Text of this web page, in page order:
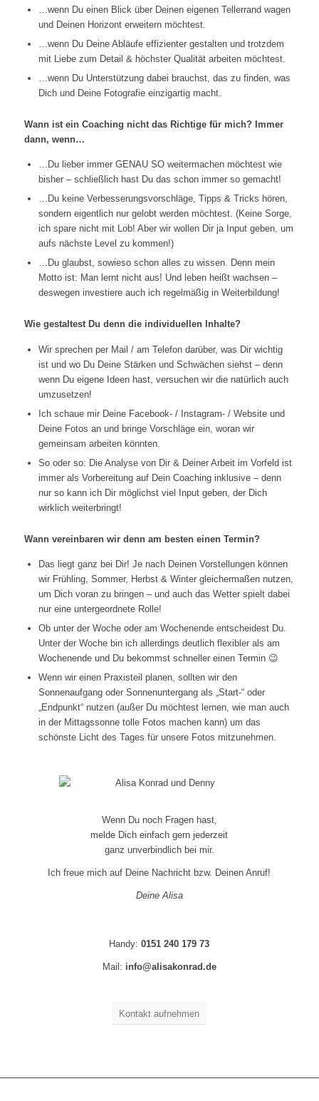
…wenn Du einen Blick über Deinen eigenen Tellerrand wagen
und Deinen Horizont erweitern möchtest.
…wenn Du Deine Abläufe effizienter gestalten und trotzdem
mit Liebe zum Detail & höchster Qualität arbeiten möchtest.
…wenn Du Unterstützung dabei brauchst, das zu finden, was
Dich und Deine Fotografie einzigartig macht.
Wann ist ein Coaching nicht das Richtige für mich? Immer
dann, wenn…
…Du lieber immer GENAU SO weitermachen möchtest wie
bisher – schließlich hast Du das schon immer so gemacht!
…Du keine Verbesserungsvorschläge, Tipps & Tricks hören,
sondern eigentlich nur gelobt werden möchtest. (Keine Sorge,
ich spare nicht mit Lob! Aber wir wollen Dir ja Input geben, um
aufs nächste Level zu kommen!)
…Du glaubst, sowieso schon alles zu wissen. Denn mein
Motto ist: Man lernt nicht aus! Und leben heißt wachsen –
deswegen investiere auch ich regelmäßig in Weiterbildung!
Wie gestaltest Du denn die individuellen Inhalte?
Wir sprechen per Mail / am Telefon darüber, was Dir wichtig
ist und wo Du Deine Stärken und Schwächen siehst – denn
wenn Du eigene Ideen hast, versuchen wir die natürlich auch
umzusetzen!
Ich schaue mir Deine Facebook- / Instagram- / Website und
Deine Fotos an und bringe Vorschläge ein, woran wir
gemeinsam arbeiten könnten.
So oder so: Die Analyse von Dir & Deiner Arbeit im Vorfeld ist
immer als Vorbereitung auf Dein Coaching inklusive – denn
nur so kann ich Dir möglichst viel Input geben, der Dich
wirklich weiterbringt!
Wann vereinbaren wir denn am besten einen Termin?
Das liegt ganz bei Dir! Je nach Deinen Vorstellungen können
wir Frühling, Sommer, Herbst & Winter gleichermaßen nutzen,
um Dich voran zu bringen – und auch das Wetter spielt dabei
nur eine untergeordnete Rolle!
Ob unter der Woche oder am Wochenende entscheidest Du.
Unter der Woche bin ich allerdings deutlich flexibler als am
Wochenende und Du bekommst schneller einen Termin 😉
Wenn wir einen Praxisteil planen, sollten wir den
Sonnenaufgang oder Sonnenuntergang als „Start-“ oder
„Endpunkt“ nutzen (außer Du möchtest lernen, wie man auch
in der Mittagssonne tolle Fotos machen kann) um das
schönste Licht des Tages für unsere Fotos mitzunehmen.
Wenn Du noch Fragen hast,
melde Dich einfach gern jederzeit
ganz unverbindlich bei mir.
Ich freue mich auf Deine Nachricht bzw. Deinen Anruf!
Deine Alisa
Handy:0151 240 179 73
Mail: info@alisakonrad.de
Kontakt aufnehmen